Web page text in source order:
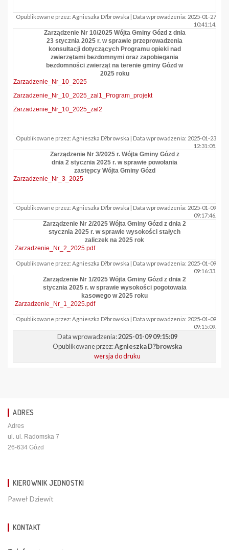
Opublikowane przez: Agnieszka D?browska | Data wprowadzenia: 2025-01-27
10:41:14.
Zarządzenie Nr 10/2025 Wójta Gminy Gózd z dnia
23 stycznia 2025 r. w sprawie przeprowadzenia
konsultacji dotyczących Programu opieki nad
zwierzętami bezdomnymi oraz zapobiegania
bezdomności zwierząt na terenie gminy Gózd w
2025 roku
Zarzadzenie_Nr_10_2025
Zarzadzenie_Nr_10_2025_zal1_Program_projekt
Zarzadzenie_Nr_10_2025_zal2
Opublikowane przez: Agnieszka D?browska | Data wprowadzenia: 2025-01-23
12:31:05.
Zarządzenie Nr 3/2025 r. Wójta Gminy Gózd z
dnia 2 stycznia 2025 r. w sprawie powołania
zastępcy Wójta Gminy Gózd
Zarzadzenie_Nr_3_2025
Opublikowane przez: Agnieszka D?browska | Data wprowadzenia: 2025-01-09
09:17:46.
Zarządzenie Nr 2/2025 Wójta Gminy Gózd z dnia 2
stycznia 2025 r. w sprawie wysokości stałych
zaliczek na 2025 rok
Zarzadzenie_Nr_2_2025.pdf
Opublikowane przez: Agnieszka D?browska | Data wprowadzenia: 2025-01-09
09:16:33.
Zarządzenie Nr 1/2025 Wójta Gminy Gózd z dnia 2
stycznia 2025 r. w sprawie wysokości pogotowaia
kasowego w 2025 roku
Zarzadzenie_Nr_1_2025.pdf
Opublikowane przez: Agnieszka D?browska | Data wprowadzenia: 2025-01-09
09:15:09.
Data wprowadzenia:2025-01-09 09:15:09
Opublikowane przez:Agnieszka D?browska
wersja do druku
ADRES
Adres
ul. ul. Radomska 7
26-634 Gózd
KIEROWNIK JEDNOSTKI
Paweł Dziewit
KONTAKT